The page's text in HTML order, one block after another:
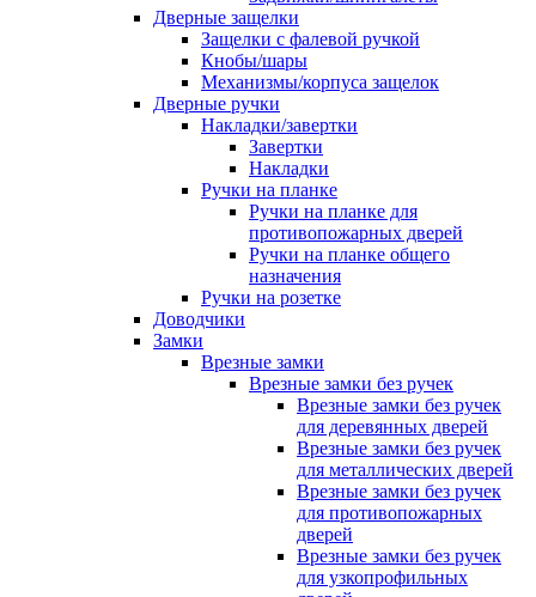
Дверные защелки
Защелки с фалевой ручкой
Кнобы/шары
Механизмы/корпуса защелок
Дверные ручки
Накладки/завертки
Завертки
Накладки
Ручки на планке
Ручки на планке для
противопожарных дверей
Ручки на планке общего
назначения
Ручки на розетке
Доводчики
Замки
Врезные замки
Врезные замки без ручек
Врезные замки без ручек
для деревянных дверей
Врезные замки без ручек
для металлических дверей
Врезные замки без ручек
для противопожарных
дверей
Врезные замки без ручек
для узкопрофильных